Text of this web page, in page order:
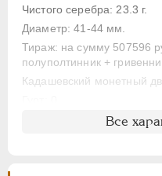
Чистого серебра: 23.3 г.
Диаметр: 41-44 мм.
Тираж: на сумму 507596
полуполтинник +
Кадашевский монетный
Все
ЕКАТЕРИНА I 1725-
ПЕТР II 1727-1729
АННА ИОАННОВНА
ИОАНН АНТОНОВИЧ
1762-1762